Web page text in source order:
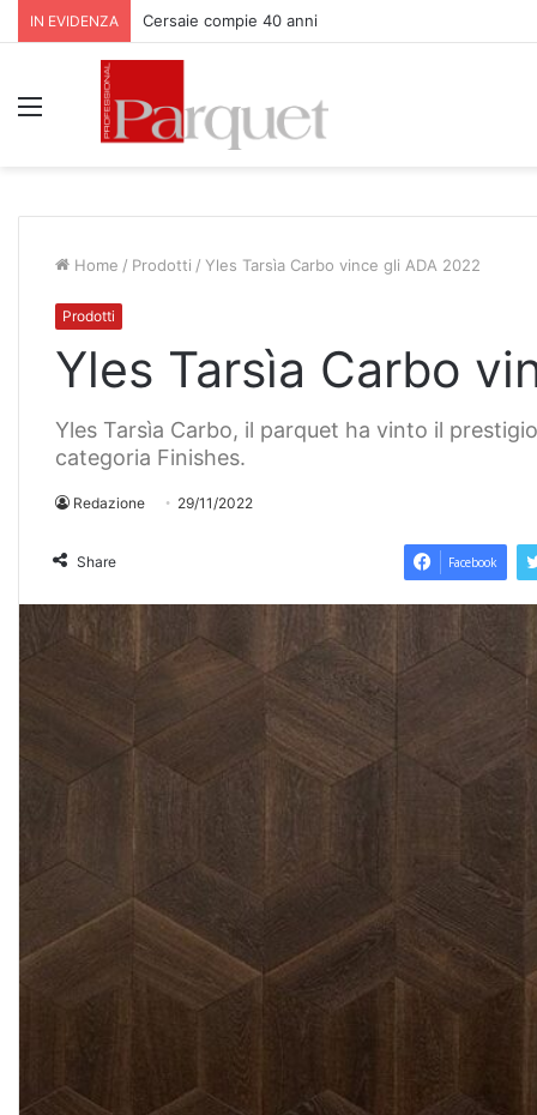
IN EVIDENZA Cersaie compie 40 anni
Home / Prodotti / Yles Tarsìa Carbo vince gli ADA 2022
Prodotti
Yles Tarsìa Carbo
Yles Tarsìa Carbo, il parquet ha vinto il
categoria Finishes.
Redazione 29/11/2022
Share Facebook